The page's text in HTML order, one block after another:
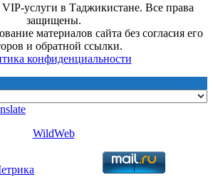
услуги в Таджикистане. Все права
защищены.
материалов сайта без согласия его
и обратной ссылки.
конфиденциальности
WildWeb